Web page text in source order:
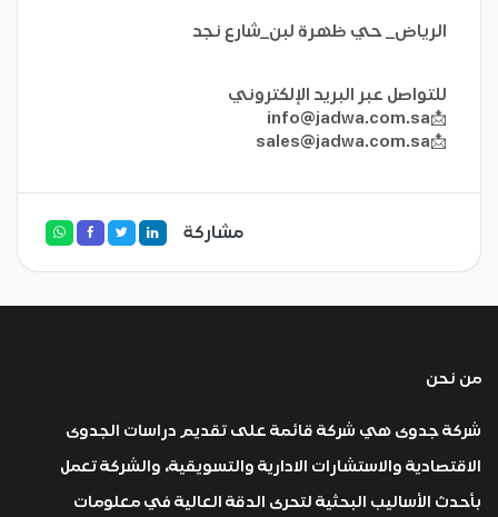
الرياض_ حي ظهرة لبن_شارع نجد
للتواصل عبر البريد الإلكتروني
📩
info@jadwa.com.sa
📩
sales@jadwa.com.sa
مشاركة
من نحن
شركة جدوى هي شركة قائمة على تقديم دراسات الجدوى
الاقتصادية والاستشارات الادارية والتسويقية، والشركة تعمل
بأحدث الأساليب البحثية لتحرى الدقة العالية في معلومات